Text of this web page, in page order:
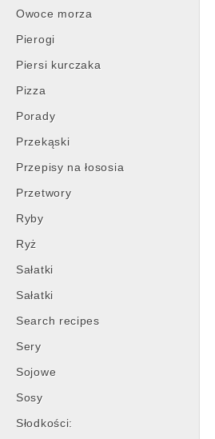
Owoce morza
Pierogi
Piersi kurczaka
Pizza
Porady
Przekąski
Przepisy na łososia
Przetwory
Ryby
Ryż
Sałatki
Sałatki
Search recipes
Sery
Sojowe
Sosy
Słodkości: